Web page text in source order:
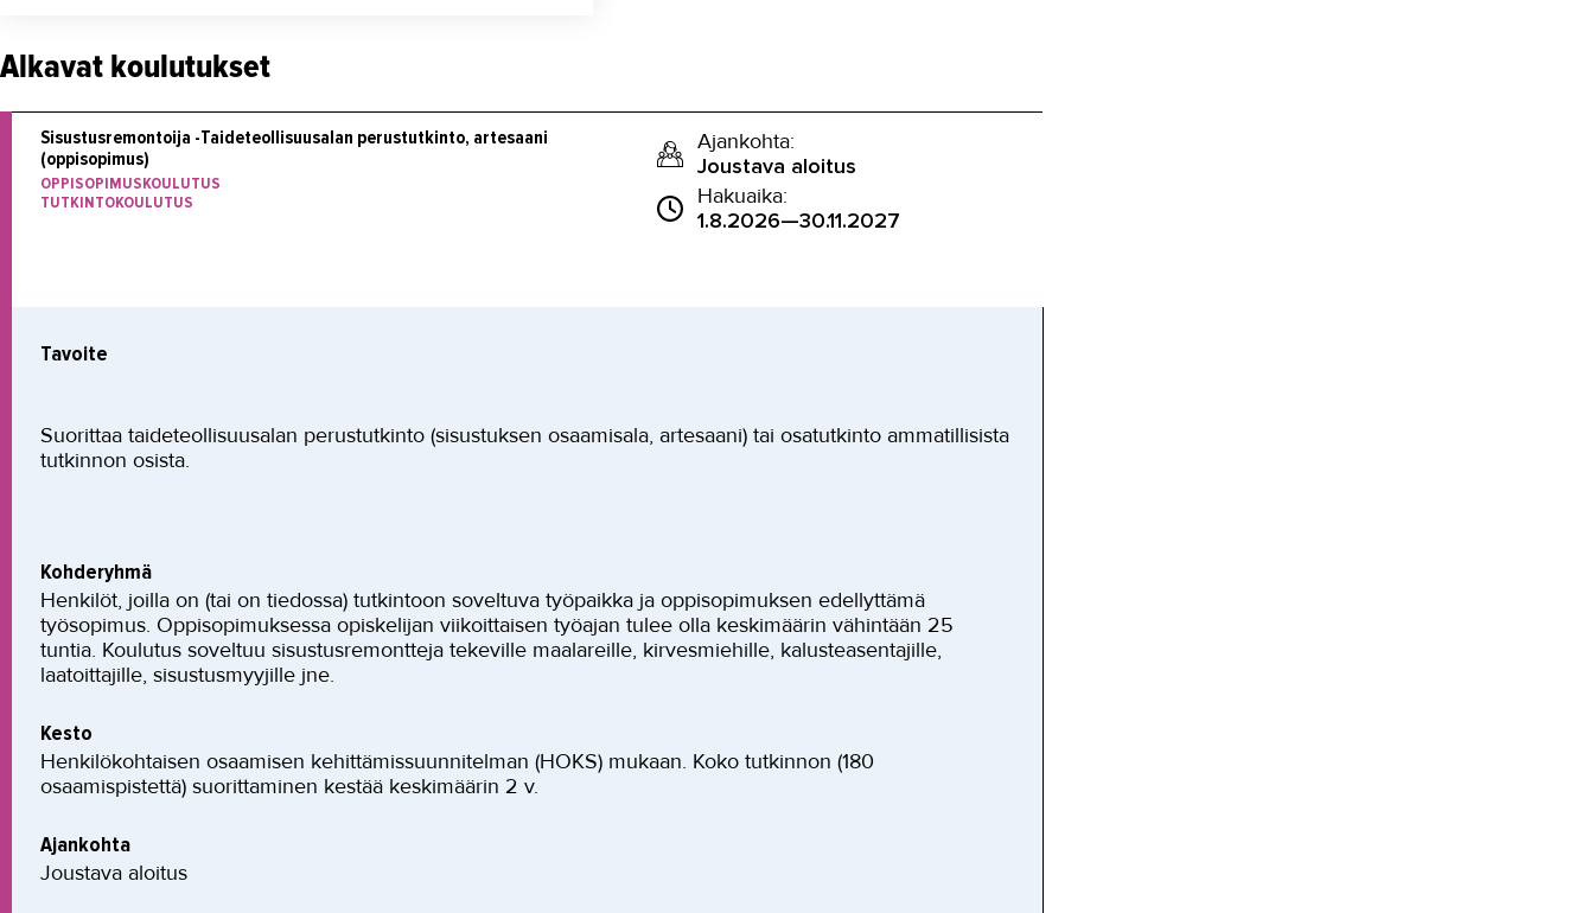
Alkavat koulutukset
Sisustusremontoija -Taideteollisuusalan perustutkinto, artesaani
(oppisopimus)
OPPISOPIMUSKOULUTUS
TUTKINTOKOULUTUS
Ajankohta:
Joustava aloitus
Hakuaika:
1.8.2026—30.11.2027
Tavoite
Suorittaa taideteollisuusalan perustutkinto (sisustuksen osaamisala, artesaani) tai osatutkinto ammatillisista
tutkinnon osista.
Kohderyhmä
Henkilöt, joilla on (tai on tiedossa) tutkintoon soveltuva työpaikka ja oppisopimuksen edellyttämä
työsopimus. Oppisopimuksessa opiskelijan viikoittaisen työajan tulee olla keskimäärin vähintään 25
tuntia. Koulutus soveltuu sisustusremontteja tekeville maalareille, kirvesmiehille, kalusteasentajille,
laatoittajille, sisustusmyyjille jne.
Kesto
Henkilökohtaisen osaamisen kehittämissuunnitelman (HOKS) mukaan. Koko tutkinnon (180
osaamispistettä) suorittaminen kestää keskimäärin 2 v.
Ajankohta
Joustava aloitus